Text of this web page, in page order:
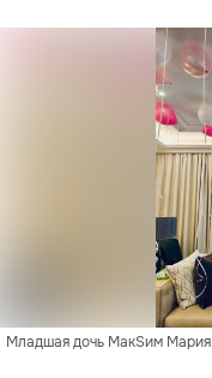
Младшая дочь МакSим